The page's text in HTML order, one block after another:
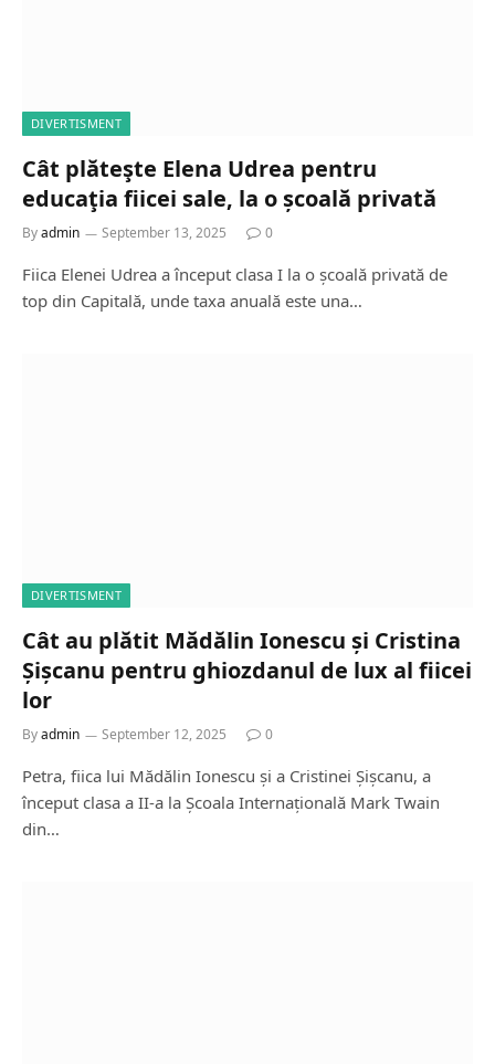
DIVERTISMENT
Cât plăteşte Elena Udrea pentru
educaţia fiicei sale, la o școală privată
Byadmin September 13, 2025 0
Fiica Elenei Udrea a început clasa I la o școală privată de
top din Capitală, unde taxa anuală este una…
DIVERTISMENT
Cât au plătit Mădălin Ionescu și Cristina
Șișcanu pentru ghiozdanul de lux al fiicei
lor
Byadmin September 12, 2025 0
Petra, fiica lui Mădălin Ionescu și a Cristinei Șișcanu, a
început clasa a II-a la Școala Internațională Mark Twain
din…